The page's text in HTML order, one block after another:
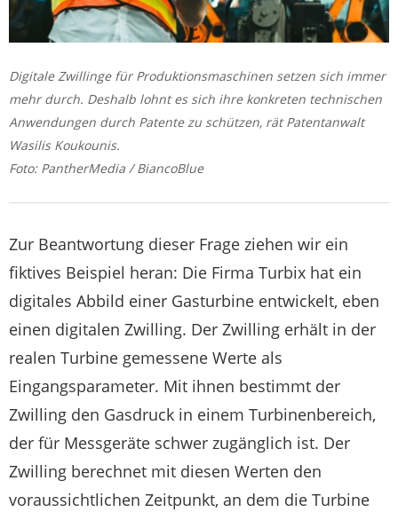
Digitale Zwillinge für Produktionsmaschinen setzen sich immer
mehr durch. Deshalb lohnt es sich ihre konkreten technischen
Anwendungen durch Patente zu schützen, rät Patentanwalt
Wasilis Koukounis.
Foto: PantherMedia / BiancoBlue
Zur Beantwortung dieser Frage ziehen wir ein
fiktives Beispiel heran: Die Firma Turbix hat ein
digitales Abbild einer Gasturbine entwickelt, eben
einen digitalen Zwilling. Der Zwilling erhält in der
realen Turbine gemessene Werte als
Eingangsparameter. Mit ihnen bestimmt der
Zwilling den Gasdruck in einem Turbinenbereich,
der für Messgeräte schwer zugänglich ist. Der
Zwilling berechnet mit diesen Werten den
voraussichtlichen Zeitpunkt, an dem die Turbine